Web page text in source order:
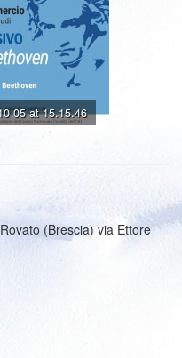
05 at 15.15.46
(Brescia) via Ettore